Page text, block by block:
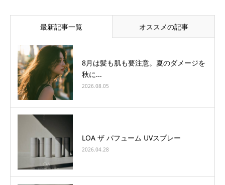
最新記事一覧 オススメの記事
8月は髪も肌も要注意。夏のダメージを
秋に...
2026.08.05
LOA ザ パフューム UVスプレー
2026.04.28